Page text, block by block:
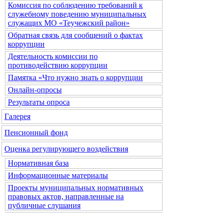
Комиссия по соблюдению требований к
служебному поведению муниципальных
служащих МО «Теучежский район»
Обратная связь для сообщений о фактах
коррупции
Деятельность комиссии по
противодействию коррупции
Памятка «Что нужно знать о коррупции
Онлайн-опросы
Результаты опроса
Галерея
Пенсионный фонд
Оценка регулирующего воздействия
Нормативная база
Информационные материалы
Проекты муниципальных нормативных
правовых актов, направленные на
публичные слушания